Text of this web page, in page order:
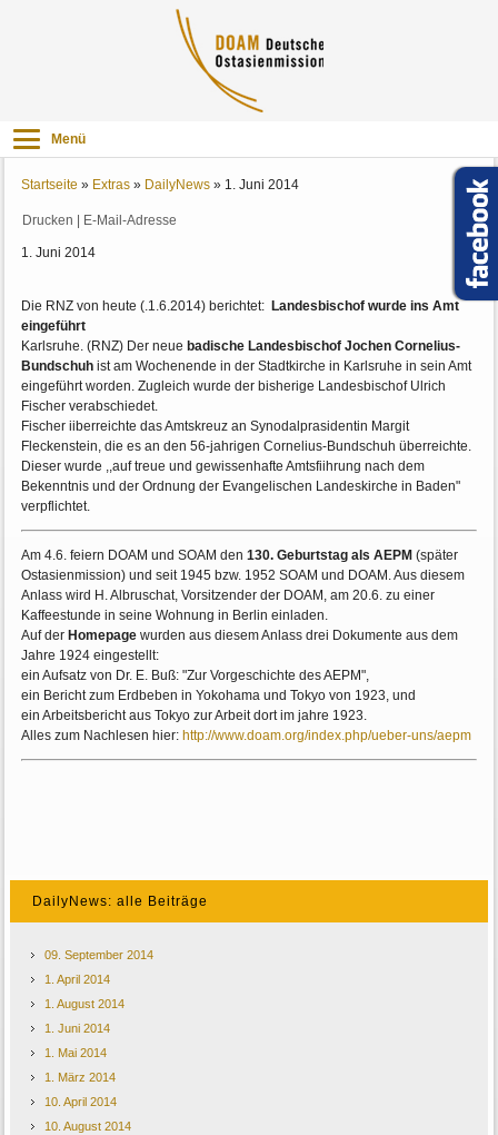
Menü
Startseite » Extras » DailyNews » 1. Juni 2014
Drucken E-Mail-Adresse
1. Juni 2014
Die RNZ von heute (.1.6.2014) berichtet: Landesbischof wurde ins Amt
eingeführt
Karlsruhe. (RNZ) Der neue badische Landesbischof Jochen Cornelius-
Bundschuh ist am Wochenende in der Stadtkirche in Karlsruhe in sein Amt
eingeführt worden. Zugleich wurde der bisherige Landesbischof Ulrich
Fischer verabschiedet.
Fischer iiberreichte das Amtskreuz an Synodalprasidentin Margit
Fleckenstein, die es an den 56-jahrigen Cornelius-Bundschuh überreichte.
Dieser wurde ,,auf treue und gewissenhafte Amtsfiihrung nach dem
Bekenntnis und der Ordnung der Evangelischen Landeskirche in Baden"
verpflichtet.
Am 4.6. feiern DOAM und SOAM den130. Geburtstag als AEPM (später
Ostasienmission) und seit 1945 bzw. 1952 SOAM und DOAM. Aus diesem
Anlass wird H. Albruschat, Vorsitzender der DOAM, am 20.6. zu einer
Kaffeestunde in seine Wohnung in Berlin einladen.
Auf der Homepage wurden aus diesem Anlass drei Dokumente aus dem
Jahre 1924 eingestellt:
ein Aufsatz von Dr. E. Buß: "Zur Vorgeschichte des AEPM",
ein Bericht zum Erdbeben in Yokohama und Tokyo von 1923, und
ein Arbeitsbericht aus Tokyo zur Arbeit dort im jahre 1923.
Alles zum Nachlesen hier: http://www.doam.org/index.php/ueber-uns/aepm
DailyNews: alle Beiträge
09. September 2014
1. April 2014
1. August 2014
1. Juni 2014
1. Mai 2014
1. März 2014
10. April 2014
10. August 2014